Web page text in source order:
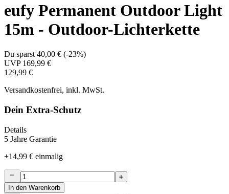
eufy Permanent Outdoor Light
15m - Outdoor-Lichterkette
Du sparst 40,00 € (-23%)
UVP 169,99 €
129,99 €
Versandkostenfrei, inkl. MwSt.
Dein Extra-Schutz
Details
5 Jahre Garantie
+14,99 € einmalig
In den Warenkorb